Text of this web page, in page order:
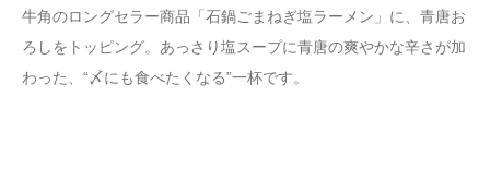
牛角のロングセラー商品「石鍋ごまねぎ塩ラーメン」に、青唐お
ろしをトッピング。あっさり塩スープに青唐の爽やかな辛さが加
わった、“〆にも食べたくなる”一杯です。